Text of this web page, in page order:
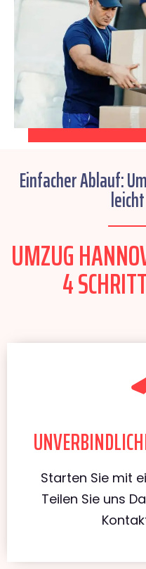
Einfacher Ablauf:
UMZUG
4
Starten Sie mit
Teilen Sie uns